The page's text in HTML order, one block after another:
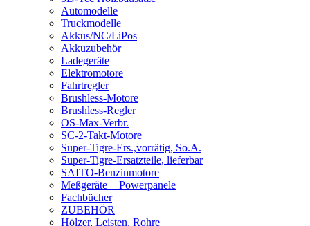
Automodelle
Truckmodelle
Akkus/NC/LiPos
Akkuzubehör
Ladegeräte
Elektromotore
Fahrtregler
Brushless-Motore
Brushless-Regler
OS-Max-Verbr.
SC-2-Takt-Motore
Super-Tigre-Ers.,vorrätig, So.A.
Super-Tigre-Ersatzteile, lieferbar
SAITO-Benzinmotore
Meßgeräte + Powerpanele
Fachbücher
ZUBEHÖR
Hölzer, Leisten, Rohre